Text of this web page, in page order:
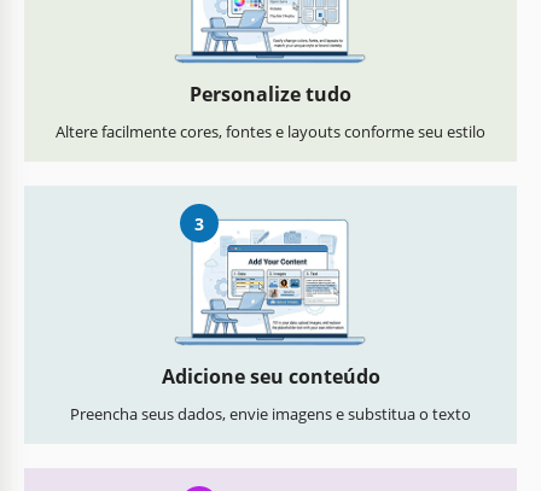
Personalize tudo
Altere facilmente cores, fontes e layouts conforme seu estilo
3
Adicione seu conteúdo
Preencha seus dados, envie imagens e substitua o texto